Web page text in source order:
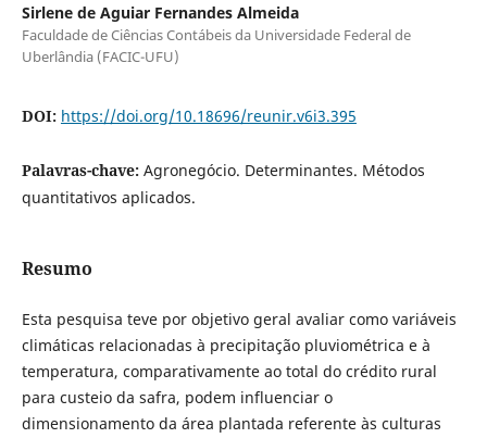
Sirlene de Aguiar Fernandes Almeida
Faculdade de Ciências Contábeis da Universidade Federal de
Uberlândia (FACIC-UFU)
DOI: https://doi.org/10.18696/reunir.v6i3.395
Palavras-chave: Agronegócio. Determinantes. Métodos
quantitativos aplicados.
Resumo
Esta pesquisa teve por objetivo geral avaliar como variáveis
climáticas relacionadas à precipitação pluviométrica e à
temperatura, comparativamente ao total do crédito rural
para custeio da safra, podem influenciar o
dimensionamento da área plantada referente às culturas